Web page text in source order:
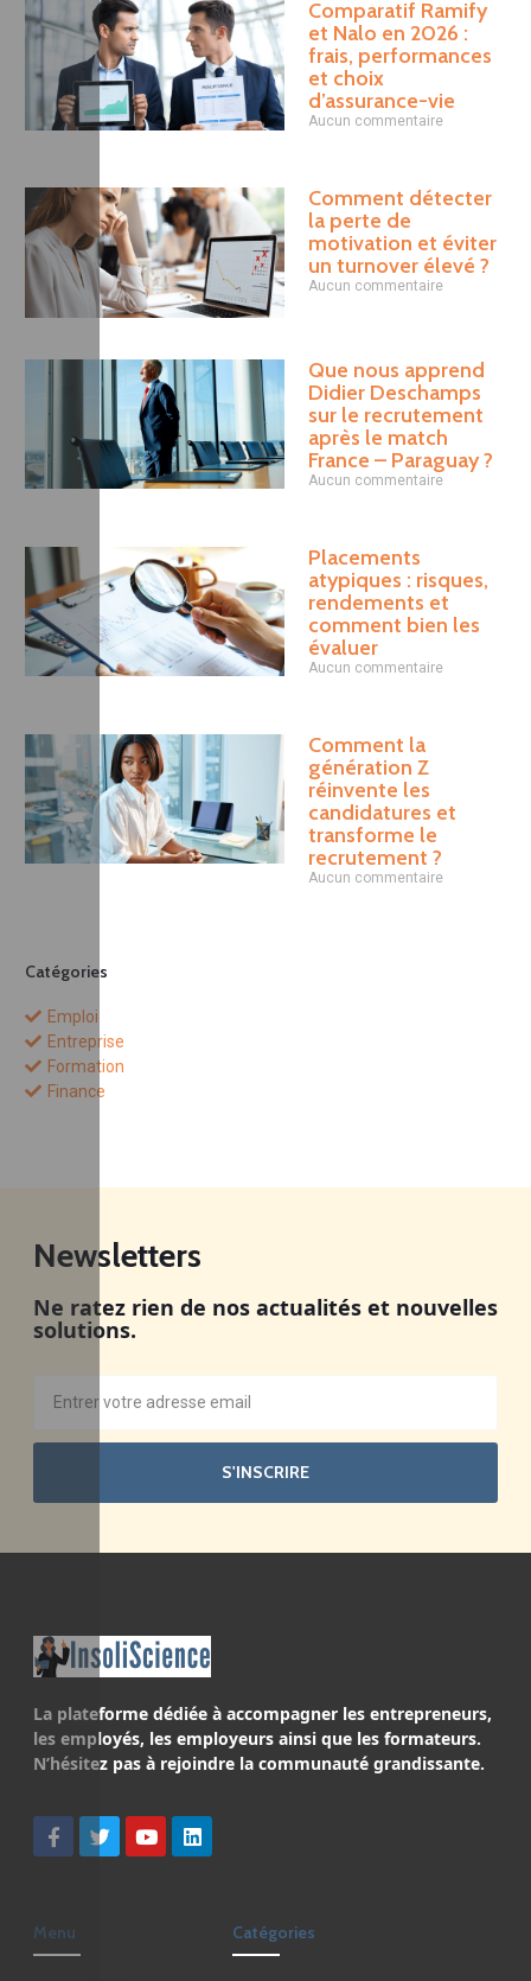
Comparatif Ramify
et Nalo en 2026 :
frais, performances
et choix
d’assurance-vie
Aucun commentaire
Comment détecter
la perte de
motivation et éviter
un turnover élevé ?
Aucun commentaire
Que nous apprend
Didier Deschamps
sur le recrutement
après le match
France – Paraguay ?
Aucun commentaire
Placements
atypiques : risques,
rendements et
comment bien les
évaluer
Aucun commentaire
Comment la
génération Z
réinvente les
candidatures et
transforme le
recrutement ?
Aucun commentaire
Catégories
Emploi
Entreprise
Formation
Finance
Newsletters
Ne ratez rien de nos actualités et nouvelles
solutions.
S'INSCRIRE
La plateforme dédiée à accompagner les entrepreneurs,
les employés, les employeurs ainsi que les formateurs.
N’hésitez pas à rejoindre la communauté grandissante.
Menu Catégories